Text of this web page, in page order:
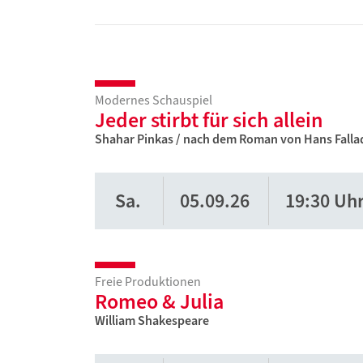
Modernes Schauspiel
Jeder stirbt für sich allein
Shahar Pinkas / nach dem Roman von Hans
Sa. 05.09.26 19:30
Freie Produktionen
Romeo & Julia
William Shakespeare